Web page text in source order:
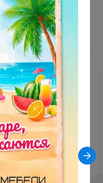
DikLine 249 поворотный,
ножки белые